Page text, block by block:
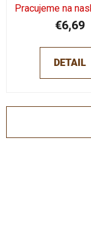
Pracujeme na
€6,69
DETAIL